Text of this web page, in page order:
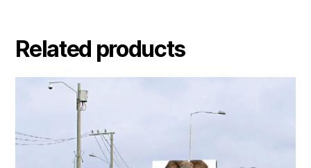
Related products